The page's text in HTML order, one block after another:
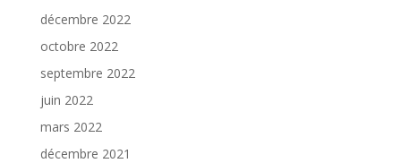
décembre 2022
octobre 2022
septembre 2022
juin 2022
mars 2022
décembre 2021